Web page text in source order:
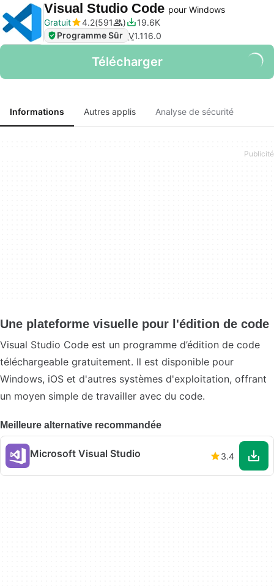
Visual Studio Code pour Windows
Gratuit
4.2 591
19.6K
Programme Sûr V1.116.0
Télécharger
Informations Autres applis Analyse de sécurité
Une plateforme visuelle pour l'édition de code
Visual Studio Code est un programme d’édition de code
téléchargeable gratuitement. Il est disponible pour
Windows, iOS et d'autres systèmes d'exploitation, offrant
un moyen simple de travailler avec du code.
Meilleure alternative recommandée
Microsoft Visual Studio 3.4